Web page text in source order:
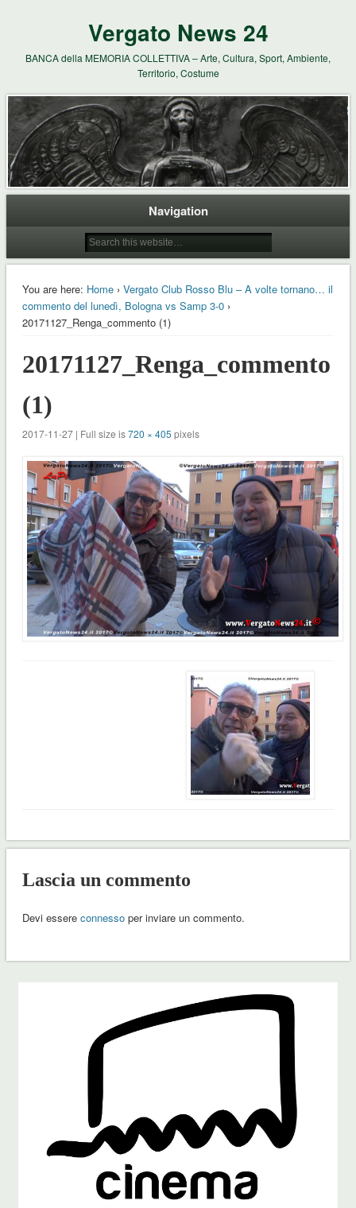
Vergato News 24
BANCA della MEMORIA COLLETTIVA – Arte, Cultura, Sport, Ambiente,
Territorio, Costume
Navigation
You are here: Home› Vergato Club Rosso Blu – A volte tornano… il
commento del lunedì, Bologna vs Samp 3-0›
20171127_Renga_commento (1)
20171127_Renga_commento
(1)
2017-11-27 | Full size is720 × 405 pixels
Lascia un commento
Devi essere connessoper inviare un commento.